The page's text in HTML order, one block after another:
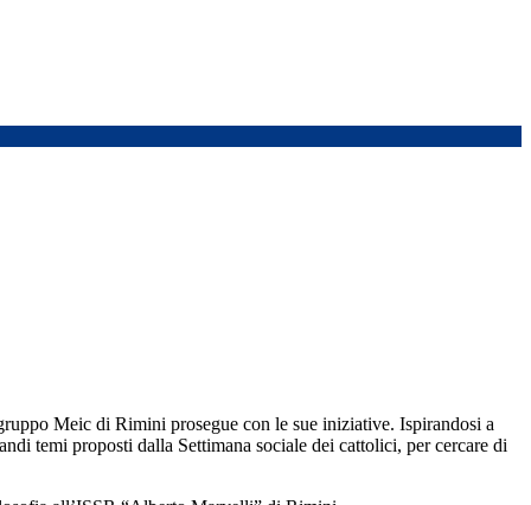
Meic di Rimini prosegue con le sue iniziative. Ispirandosi a
temi proposti dalla Settimana sociale dei cattolici, per cercare di